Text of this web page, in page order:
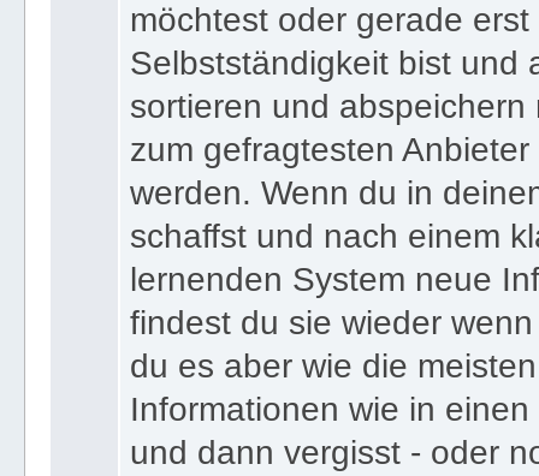
bist und deinen
möchtest oder gerade
Selbstständigkeit bist und
sortieren und
zum gefragtesten
werden. Wenn du in
schaffst und nach einem
lernenden System neue
findest du sie wieder
du es aber wie die
Informationen wie in